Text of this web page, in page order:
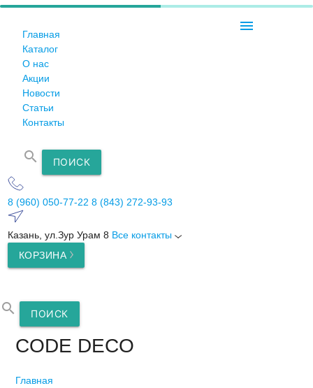
menu
Главная
Каталог
О нас
Акции
Новости
Статьи
Контакты
search ПОИСК
8 (960) 050-77-22 8 (843) 272-93-93
Казань, ул.Зур Урам 8 Все контакты
КОРЗИНА
search ПОИСК
CODE DECO
Главная